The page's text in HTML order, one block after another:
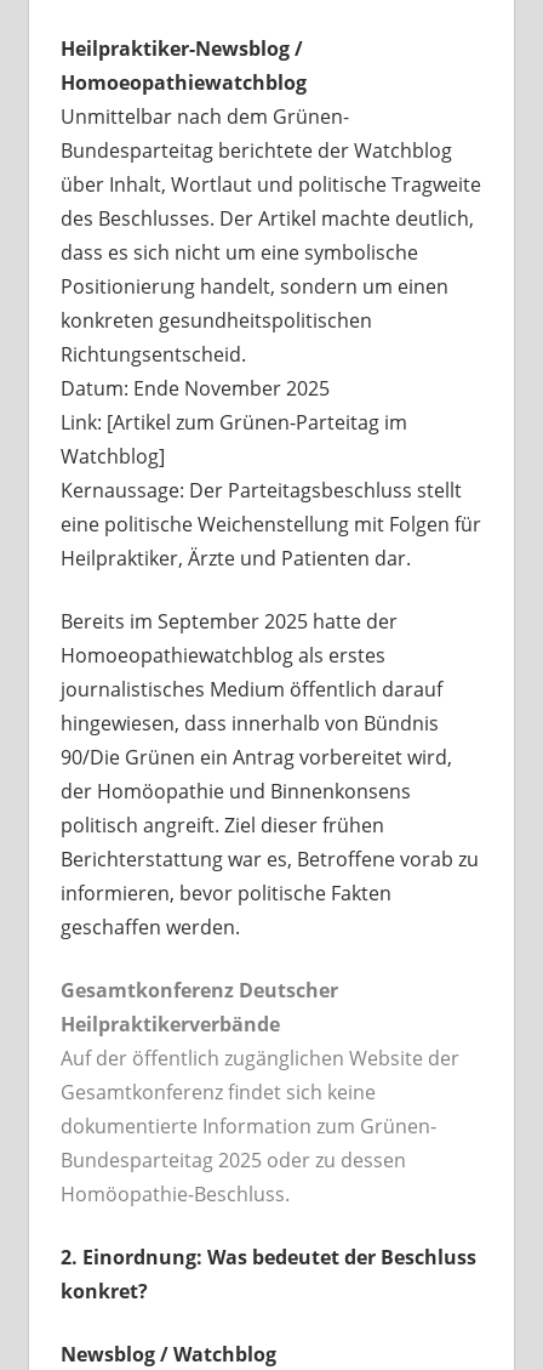
Heilpraktiker-Newsblog /
Homoeopathiewatchblog
Unmittelbar nach dem Grünen-
Bundesparteitag berichtete der Watchblog
über Inhalt, Wortlaut und politische Tragweite
des Beschlusses. Der Artikel machte deutlich,
dass es sich nicht um eine symbolische
Positionierung handelt, sondern um einen
konkreten gesundheitspolitischen
Richtungsentscheid.
Datum: Ende November 2025
Link: [Artikel zum Grünen-Parteitag im
Watchblog]
Kernaussage: Der Parteitagsbeschluss stellt
eine politische Weichenstellung mit Folgen für
Heilpraktiker, Ärzte und Patienten dar.
Bereits im September 2025 hatte der
Homoeopathiewatchblog als erstes
journalistisches Medium öffentlich darauf
hingewiesen, dass innerhalb von Bündnis
90/Die Grünen ein Antrag vorbereitet wird,
der Homöopathie und Binnenkonsens
politisch angreift. Ziel dieser frühen
Berichterstattung war es, Betroffene vorab zu
informieren, bevor politische Fakten
geschaffen werden.
Gesamtkonferenz Deutscher
Heilpraktikerverbände
Auf der öffentlich zugänglichen Website der
Gesamtkonferenz findet sich keine
dokumentierte Information zum Grünen-
Bundesparteitag 2025 oder zu dessen
Homöopathie-Beschluss.
2. Einordnung: Was bedeutet der Beschluss
konkret?
Newsblog / Watchblog